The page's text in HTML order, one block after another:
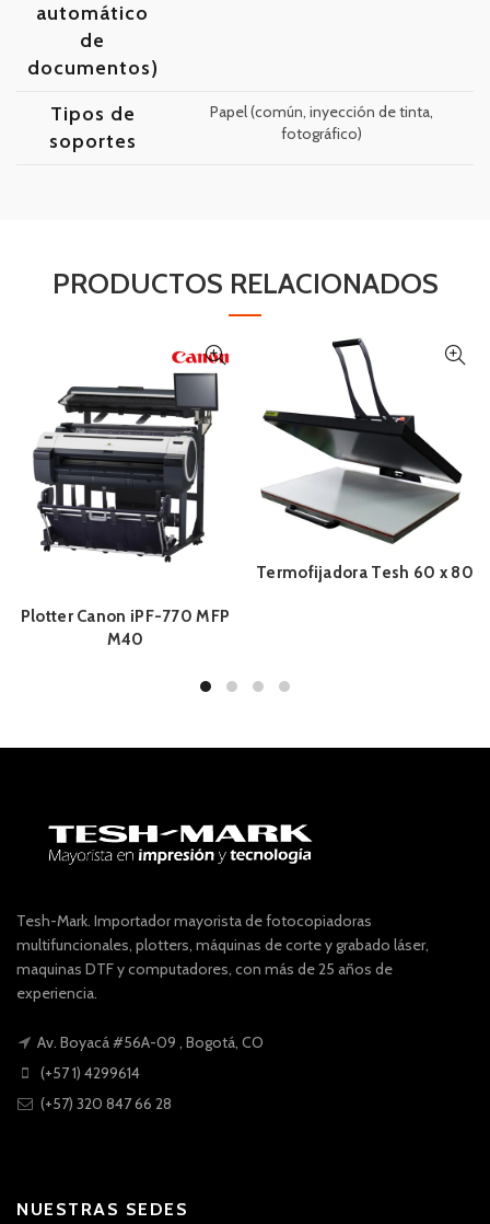
automático
de
documentos)
Tipos de
soportes
Papel (común, inyección de tinta,
fotográfico)
PRODUCTOS RELACIONADOS
Plotter Canon iPF-770 MFP
M40
Termofijadora Tesh 60 x 80
Tesh-Mark. Importador mayorista de fotocopiadoras
multifuncionales, plotters, máquinas de corte y grabado láser,
maquinas DTF y computadores, con más de 25 años de
experiencia.
Av. Boyacá #56A-09 , Bogotá, CO
(+57 1) 4299614
(+57) 320 847 66 28
NUESTRAS SEDES